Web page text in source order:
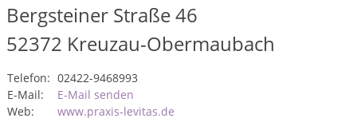
Bergsteiner Straße 46
52372 Kreuzau-Obermaubach
Telefon: 02422-9468993
E-Mail:
E-Mail senden
Web:
www.praxis-levitas.de